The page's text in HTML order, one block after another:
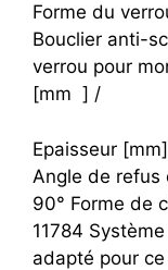
Forme du
Bouclier anti-
verrou pour
[mm ] /
Epaisseur
Angle de refus
90° Forme de
11784
adapté pour